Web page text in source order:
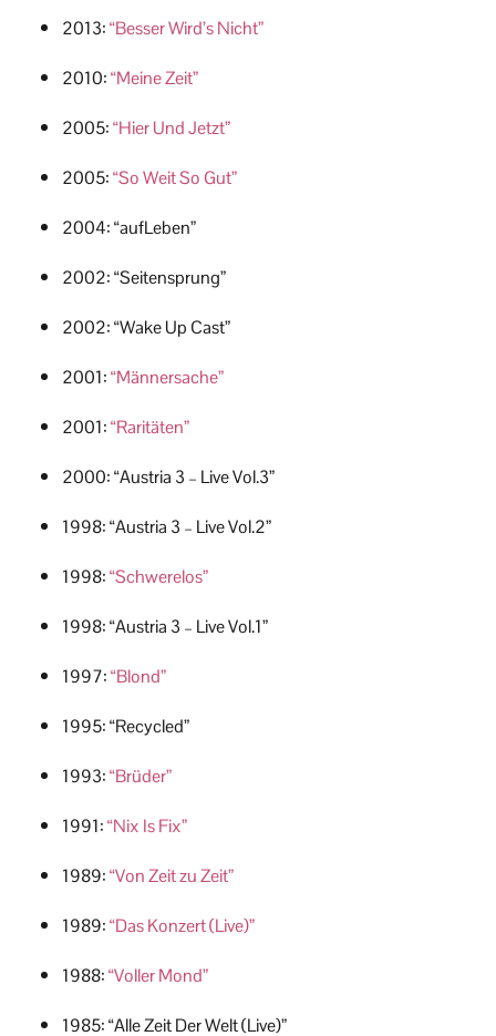
2013:“Besser Wird’s Nicht”
2010:“Meine Zeit”
2005:“Hier Und Jetzt”
2005:“So Weit So Gut”
2004: “aufLeben”
2002: “Seitensprung”
2002: “Wake Up Cast”
2001:“Männersache”
2001:“Raritäten”
2000: “Austria 3 – Live Vol.3”
1998: “Austria 3 – Live Vol.2”
1998:“Schwerelos”
1998: “Austria 3 – Live Vol.1”
1997:“Blond”
1995: “Recycled”
1993:“Brüder”
1991:“Nix Is Fix”
1989:“Von Zeit zu Zeit”
1989:“Das Konzert (Live)”
1988:“Voller Mond”
1985: “Alle Zeit Der Welt (Live)”